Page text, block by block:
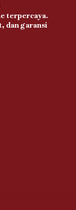
terpercaya.
dan garansi